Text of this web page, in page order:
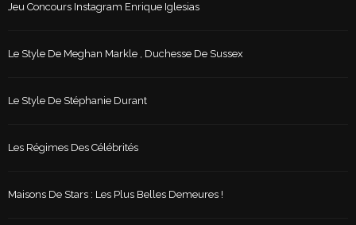
Jeu Concours Instagram Enrique Iglesias
Le Style De Meghan Markle , Duchesse De Sussex
Le Style De Stéphanie Durant
Les Régimes Des Célébrités
Maisons De Stars : Les Plus Belles Demeures !